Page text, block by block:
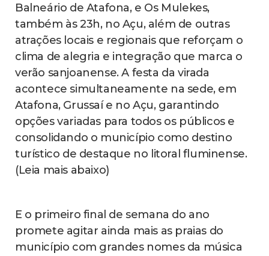
Balneário de Atafona, e Os Mulekes,
também às 23h, no Açu, além de outras
atrações locais e regionais que reforçam o
clima de alegria e integração que marca o
verão sanjoanense. A festa da virada
acontece simultaneamente na sede, em
Atafona, Grussaí e no Açu, garantindo
opções variadas para todos os públicos e
consolidando o município como destino
turístico de destaque no litoral fluminense.
(Leia mais abaixo)
E o primeiro final de semana do ano
promete agitar ainda mais as praias do
município com grandes nomes da música